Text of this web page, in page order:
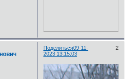
Поделиться 2
09-11-
2023 13:15:03